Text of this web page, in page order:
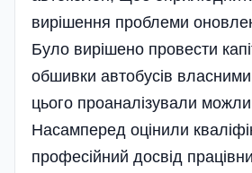
вирішення проблеми
Було вирішено провести
обшивки автобусів
цього проаналізували
Насамперед оцінили
професійний досвід